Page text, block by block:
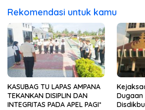
Rekomendasi untuk kamu
KASUBAG TU LAPAS AMPANA
TEKANKAN DISIPLIN DAN
INTEGRITAS PADA APEL PAGI*